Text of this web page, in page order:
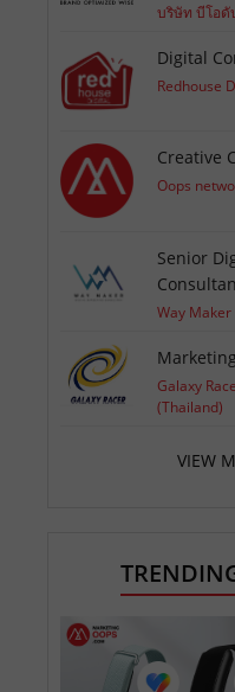
บริษัท บีโอดั
Digital
Redhouse
Creative
Oops
Senior
Way Maker
Galaxy
(Thailand)
VIEW